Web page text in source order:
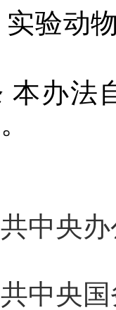
实验动
本办法
共中央
共中央